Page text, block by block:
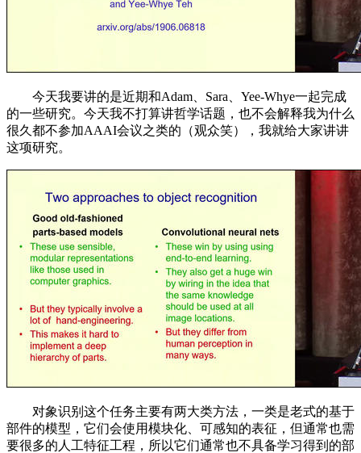
今天我要讲的是近期和Adam、Sara、Yee-Whye一起完成
的一些研究。今天我不打算讲哲学话题，也不会解释我为什么
很久都不参加AAAI会议之类的（观众笑），我就给大家讲讲
这项研究。
对象识别这个任务主要有两大类方法，一类是老式的基于
部件的模型，它们会使用模块化、可感知的表征，但通常也需
要很多的人工特征工程，所以它们通常也不具备学习得到的部